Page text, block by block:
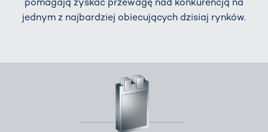
jednym z najbardziej obiecujących dzisiaj rynków.